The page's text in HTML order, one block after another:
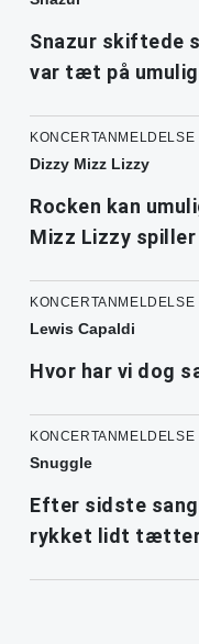
Snazur skiftede
var tæt på
Dizzy Mizz Lizzy
Rocken kan
Mizz Lizzy
Lewis Capaldi
Hvor har vi dog
Snuggle
Efter sidste
rykket lidt